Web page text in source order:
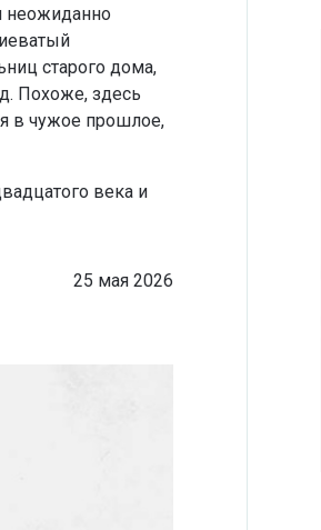
неожиданно
старого дома,
Похоже, здесь
в чужое прошлое,
века и
25 мая 2026